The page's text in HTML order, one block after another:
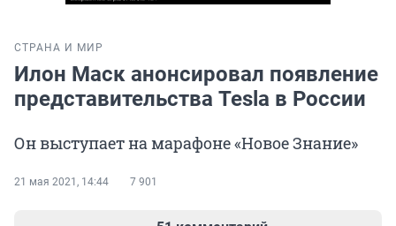
СТРАНА И МИР
Илон Маск анонсировал появление
представительства Tesla в России
Он выступает на марафоне «Новое Знание»
21 мая 2021, 14:44 7 901